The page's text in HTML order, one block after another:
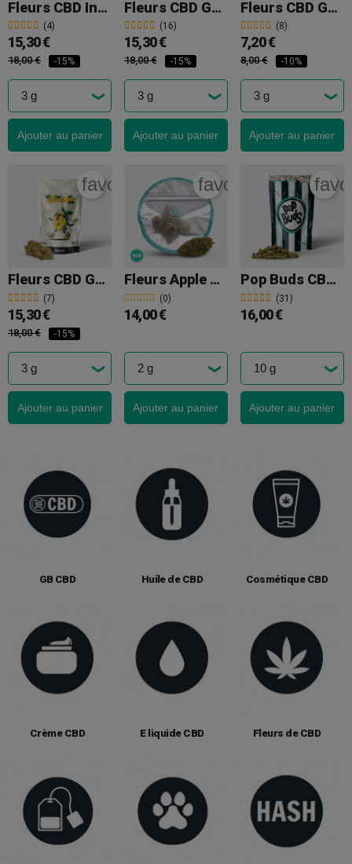
Fleurs CBD Indoor GB 'Gelatto'
(4)
15,30 €
18,00 € -15%
Ajouter au panier
Fleurs CBD GB Indoor 'Gorilla Glue'
(16)
15,30 €
18,00 € -15%
Ajouter au panier
Fleurs CBD GB Outdoor 'Blue Cheese'
(8)
7,20 €
8,00 € -10%
Ajouter au panier
Fleurs CBD GB Indoor 'The Lemon Tree'
(7)
favorite_border
15,30 €
18,00 € -15%
Ajouter au panier
Fleurs Apple Bananas Cali CBD KEMA
(0)
favorite_border
14,00 €
Ajouter au panier
Pop Buds CBD GB 'Black Caramel Premium'
(31)
16,00 €
Ajouter au panier
GB CBD Huile de CBD Cosmétique CBD
Crème CBD E liquide CBD Fleurs de CBD